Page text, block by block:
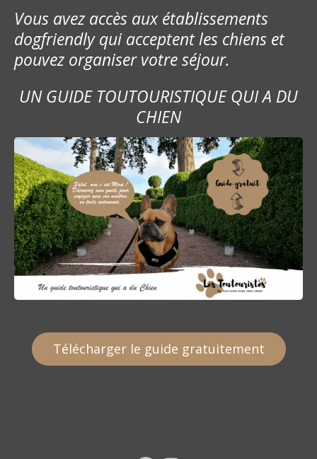
Vous avez accès aux établissements
dogfriendly qui acceptent les chiens et
pouvez organiser votre séjour.
UN GUIDE TOUTOURISTIQUE QUI A DU
CHIEN
Télécharger le guide gratuitement